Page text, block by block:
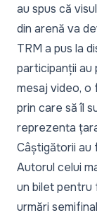
au spus că
din arenă va
TRM a pus la
participanții au
mesaj video,
prin care să îl
reprezenta țara
Câștigătorii au
Autorul celui
un bilet pentru
urmări